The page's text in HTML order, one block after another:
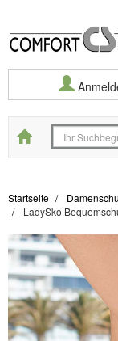
Startseite
Startseite
LadySko